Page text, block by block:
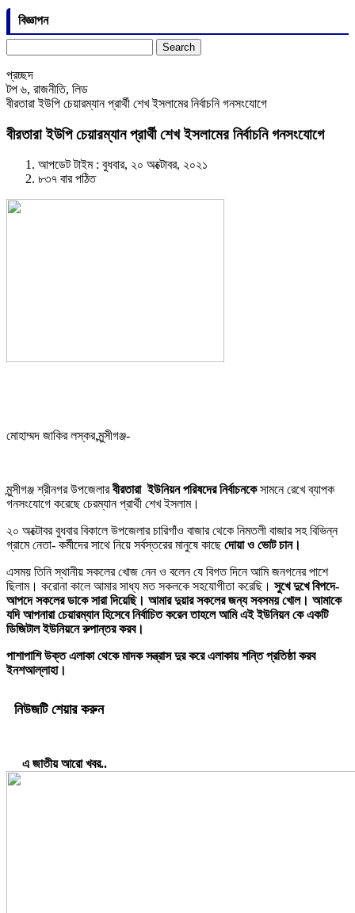
বিজ্ঞাপন
for:
প্রচ্ছদ
টপ ৬, রাজনীতি, লিড
বীরতারা ইউপি চেয়ারম্যান প্রার্থী শেখ ইসলামের নির্বাচনি গনসংযোগে
বীরতারা ইউপি চেয়ারম্যান প্রার্থী শেখ ইসলামের নির্বাচনি গনসংযোগে
আপডেট টাইম : বুধবার, ২০ অক্টোবর, ২০২১
৮৩৭ বার পঠিত
মোহাম্মদ জাকির লস্কর,মুন্সীগঞ্জ-
মুন্সীগঞ্জ শ্রীনগর উপজেলারবীরতারা ইউনিয়ন পরিষদের নির্বাচনকেসামনে রেখে ব্যাপক
গনসংযোগে করেছে চেরম্যান প্রার্থী শেখ ইসলাম।
২০ অক্টোবর বুধবার বিকালে উপজেলার চারিগাঁও বাজার থেকে নিমতলী বাজার সহ বিভিন্ন
গ্রামে নেতা- কর্মীদের সাথে নিয়ে সর্বস্তরের মানুষে কাছেদোয়া ও ভোট চান।
এসময় তিনি স্থানীয় সকলের খোজ নেন ও বলেন যে বিগত দিনে আমি জনগনের পাশে
ছিলাম। করোনা কালে আমার সাধ্য মত সকলকে সহযোগীতা করেছি। সুখে দুখে বিপদে-
আপদে সকলের ডাকে সারা দিয়েছি। আমার দুয়ার সকলের জন্য সবসময় খোল। আমাকে
যদি আপনারা চেয়ারম্যান হিসেবে নির্বাচিত করেন তাহলে আমি এই ইউনিয়ন কে একটি
ডিজিটাল ইউনিয়নে রুপান্তর করব।
পাশাপাশি উক্ত এলাকা থেকে মাদক সন্ত্রাস দুর করে এলাকায় শন্তি প্রতিষ্ঠা করব
ইনশআল্লাহা।
নিউজটি শেয়ার করুন
এ জাতীয় আরো খবর..